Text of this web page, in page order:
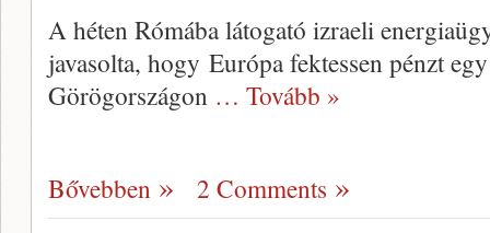
A héten Rómába látogató izraeli
javasolta, hogy Európa fektessen pénzt
Görögországon … Tovább »
Bővebben 2 Comments